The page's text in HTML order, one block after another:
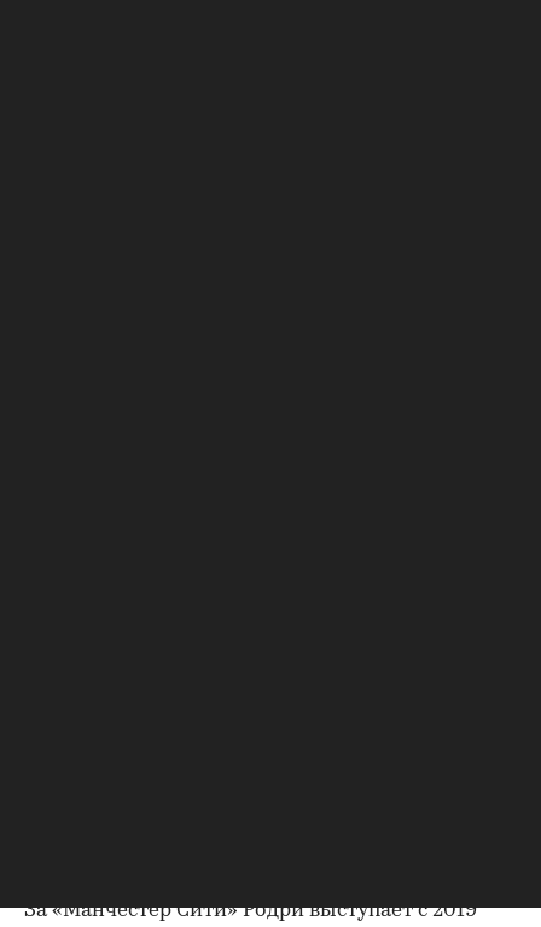
За «Манчестер Сити» Родри выступает с 2019